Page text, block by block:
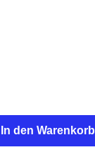
In den Warenkorb